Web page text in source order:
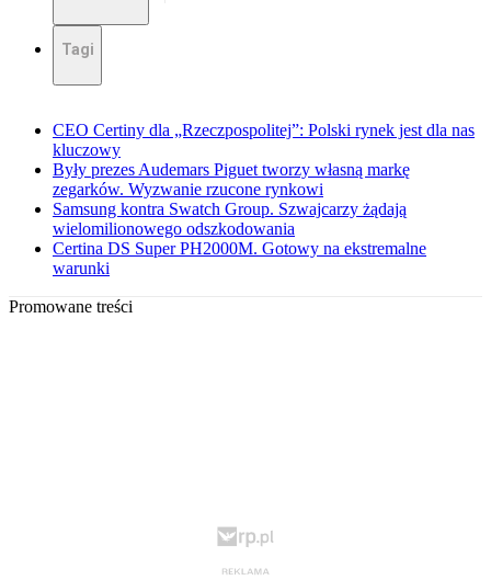
Tagi
CEO Certiny dla „Rzeczpospolitej”: Polski rynek jest dla nas
kluczowy
Były prezes Audemars Piguet tworzy własną markę
zegarków. Wyzwanie rzucone rynkowi
Samsung kontra Swatch Group. Szwajcarzy żądają
wielomilionowego odszkodowania
Certina DS Super PH2000M. Gotowy na ekstremalne
warunki
Promowane treści